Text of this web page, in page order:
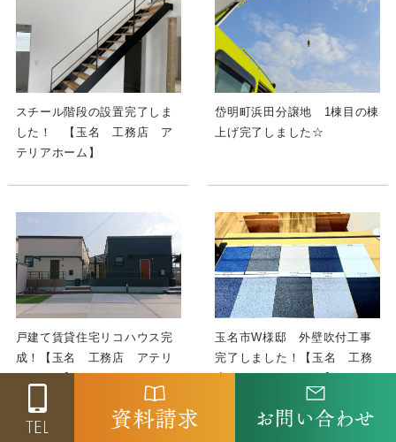
スチール階段の設置完了しま
した！ 【玉名 工務店 ア
テリアホーム】
岱明町浜田分譲地 1棟目の棟
上げ完了しました☆
戸建て賃貸住宅リコハウス完
成！【玉名 工務店 アテリ
玉名市W様邸 外壁吹付工事
完了しました！【玉名 工務